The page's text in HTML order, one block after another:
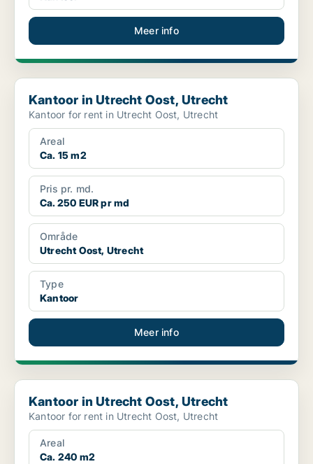
Meer info
Kantoor in Utrecht Oost, Utrecht
Kantoor in Utrecht Oost, Utrecht
Kantoor for rent in Utrecht Oost, Utrecht
Areal
Ca. 15 m2
Pris pr. md.
Ca. 250 EUR pr md
Område
Utrecht Oost, Utrecht
Type
Kantoor
Meer info
Kantoor in Utrecht Oost, Utrecht
Kantoor in Utrecht Oost, Utrecht
Kantoor for rent in Utrecht Oost, Utrecht
Areal
Ca. 240 m2